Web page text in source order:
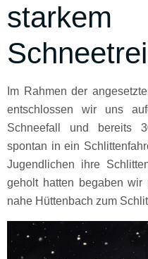
starkem
Im Rahmen der
entschlossen wir uns
Schneefall und bereits
spontan in ein
Jugendlichen ihre
geholt hatten begaben wir
nahe Hüttenbach zum